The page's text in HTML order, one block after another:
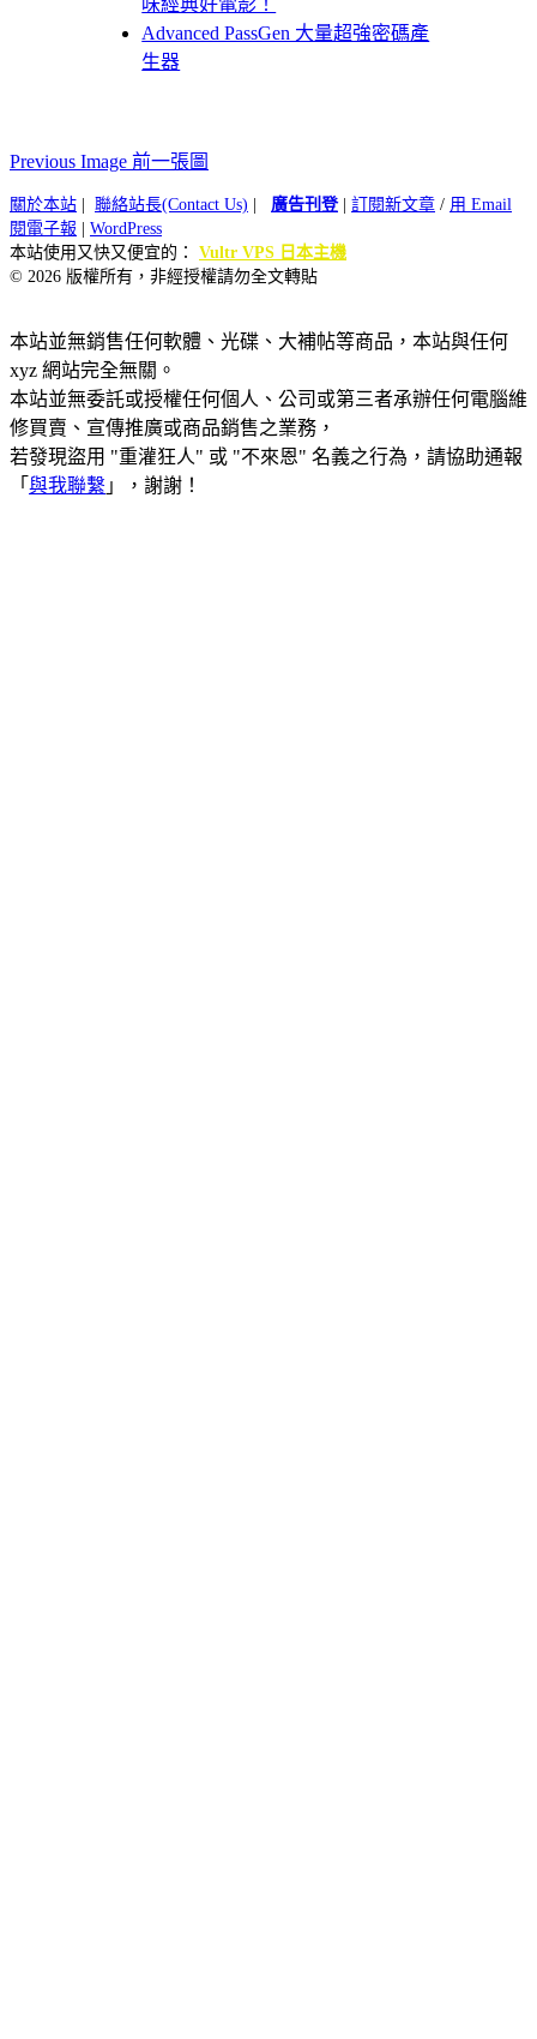
味經典好電影！
Advanced PassGen 大量超強密碼產
生器
Previous Image 前一張圖
關於本站 聯絡站長(Contact Us) 廣告刊登| 訂閱新文章 / 用 Email
閱電子報
WordPress
本站使用又快又便宜的： Vultr VPS 日本主機
© 2026 版權所有，非經授權請勿全文轉貼
本站並無銷售任何軟體、光碟、大補帖等商品，本站與任何
xyz 網站完全無關。
本站並無委託或授權任何個人、公司或第三者承辦任何電腦維
修買賣、宣傳推廣或商品銷售之業務，
若發現盜用 "重灌狂人" 或 "不來恩" 名義之行為，請協助通報
「 與我聯繫 」，謝謝！